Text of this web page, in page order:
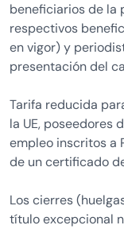
beneficiarios de la
respectivos
en vigor) y
presentación del
Tarifa reducida
la UE, poseedores
empleo inscritos a
de un certificado
Los cierres
título excepcional